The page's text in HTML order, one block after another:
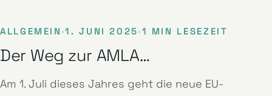
ALLGEMEIN ·1. JUNI 2025·1 MIN LESEZEIT
Der Weg zur AMLA…
Am 1. Juli dieses Jahres geht die neue EU-